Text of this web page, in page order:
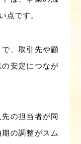
点です。
、取引先や顧
安定につなが
の担当者が同
の調整がスム